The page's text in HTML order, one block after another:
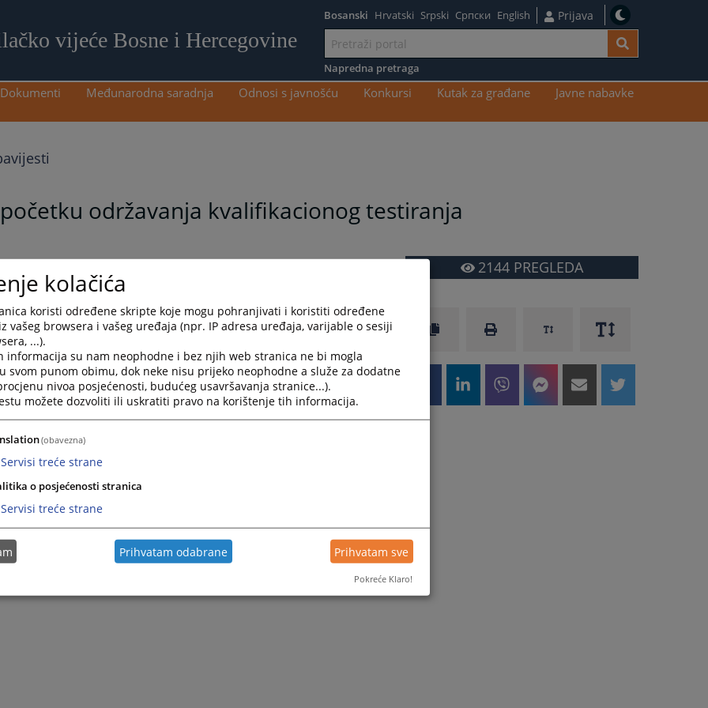
vijeće Bosne i Hercegovine
sadržaj
Bosanski Hrvatski Srpski Српски English Prijava
Napredna pretraga
Dokumenti Međunarodna saradnja Odnosi s javnošću Konkursi Kutak za građane
Javne nabavke
održavanja kvalifikacionog testiranja
pozicije po
održavanje kvalifikacionog testiranja kandidata
testiranju kandidata za pozicije nosilaca pravosudnih funkcija u
48/16, 12/18, 51/18, 12/21, 64/21) kandidati će biti obaviješteni o
održavanja testiranja."
2144PREGLEDA
kolačića
koristi određene skripte koje mogu pohranjivati i koristiti određene
vašeg browsera i vašeg uređaja (npr. IP adresa uređaja, varijable o sesiji
...).
informacija su nam neophodne i bez njih web stranica ne bi mogla
svom punom obimu, dok neke nisu prijeko neophodne a služe za dodatne
nivoa posjećenosti, budućeg usavršavanja stranice...).
možete dozvoliti ili uskratiti pravo na korištenje tih informacija.
(obavezna)
Servisi treće strane
o posjećenosti stranica
Servisi treće strane
Prihvatam odabrane Prihvatam sve
Pokreće Klaro!